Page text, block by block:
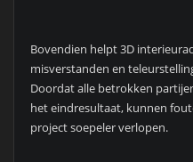
Bovendien helpt 3D
misverstanden en
Doordat alle betrokken
het eindresultaat, kunnen
project soepeler verlopen.